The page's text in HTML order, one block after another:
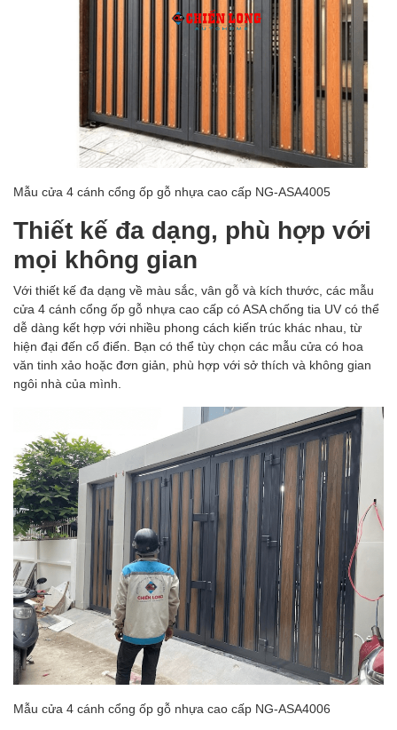
Mẫu cửa 4 cánh cổng ốp gỗ nhựa cao cấp NG-ASA4005
Thiết kế đa dạng, phù hợp với
mọi không gian
Với thiết kế đa dạng về màu sắc, vân gỗ và kích thước, các mẫu
cửa 4 cánh cổng ốp gỗ nhựa cao cấp có ASA chống tia UV có thể
dễ dàng kết hợp với nhiều phong cách kiến trúc khác nhau, từ
hiện đại đến cổ điển. Bạn có thể tùy chọn các mẫu cửa có hoa
văn tinh xảo hoặc đơn giản, phù hợp với sở thích và không gian
ngôi nhà của mình.
Mẫu cửa 4 cánh cổng ốp gỗ nhựa cao cấp NG-ASA4006